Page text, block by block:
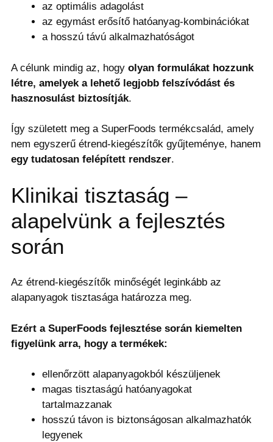
az optimális adagolást
az egymást erősítő hatóanyag-kombinációkat
a hosszú távú alkalmazhatóságot
A célunk mindig az, hogy olyan formulákat hozzunk
létre, amelyek a lehető legjobb felszívódást és
hasznosulást biztosítják.
Így született meg a SuperFoods termékcsalád, amely
nem egyszerű étrend-kiegészítők gyűjteménye, hanem
egy tudatosan felépített rendszer.
Klinikai tisztaság –
alapelvünk a fejlesztés
során
Az étrend-kiegészítők minőségét leginkább az
alapanyagok tisztasága határozza meg.
Ezért a SuperFoods fejlesztése során kiemelten
figyelünk arra, hogy a termékek:
ellenőrzött alapanyagokból készüljenek
magas tisztaságú hatóanyagokat
tartalmazzanak
hosszú távon is biztonságosan alkalmazhatók
legyenek